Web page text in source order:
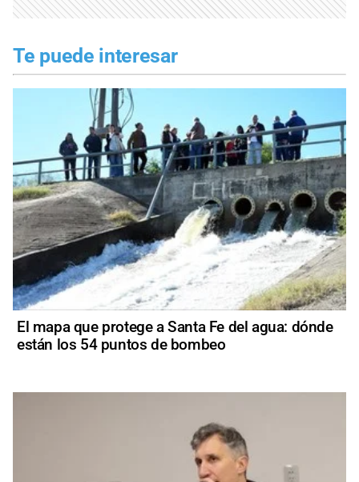
Te puede interesar
El mapa que protege a Santa Fe del agua: dónde
están los 54 puntos de bombeo